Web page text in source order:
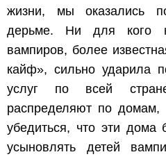
жизни, мы оказались
дерьме. Ни для кого
вампиров, более
кайф», сильно ударила
услуг по всей
распределяют по
убедиться, что эти дома
усыновлять детей